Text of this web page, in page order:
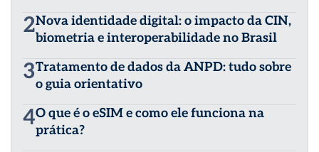
2Nova identidade digital: o impacto da CIN,
biometria e interoperabilidade no Brasil
3Tratamento de dados da ANPD: tudo sobre
o guia orientativo
4O que é o eSIM e como ele funciona na
prática?